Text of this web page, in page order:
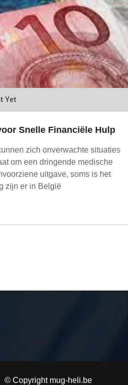
Yet
Snelle Financiële Hulp
zich onverwachte situaties
om een dringende medische
uitgave, soms is het
zijn er in België
© Copyright mug-heli.be